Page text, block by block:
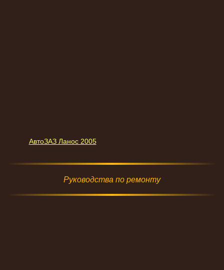
АвтоЗАЗ Ланос 2005
Руководства по ремонту